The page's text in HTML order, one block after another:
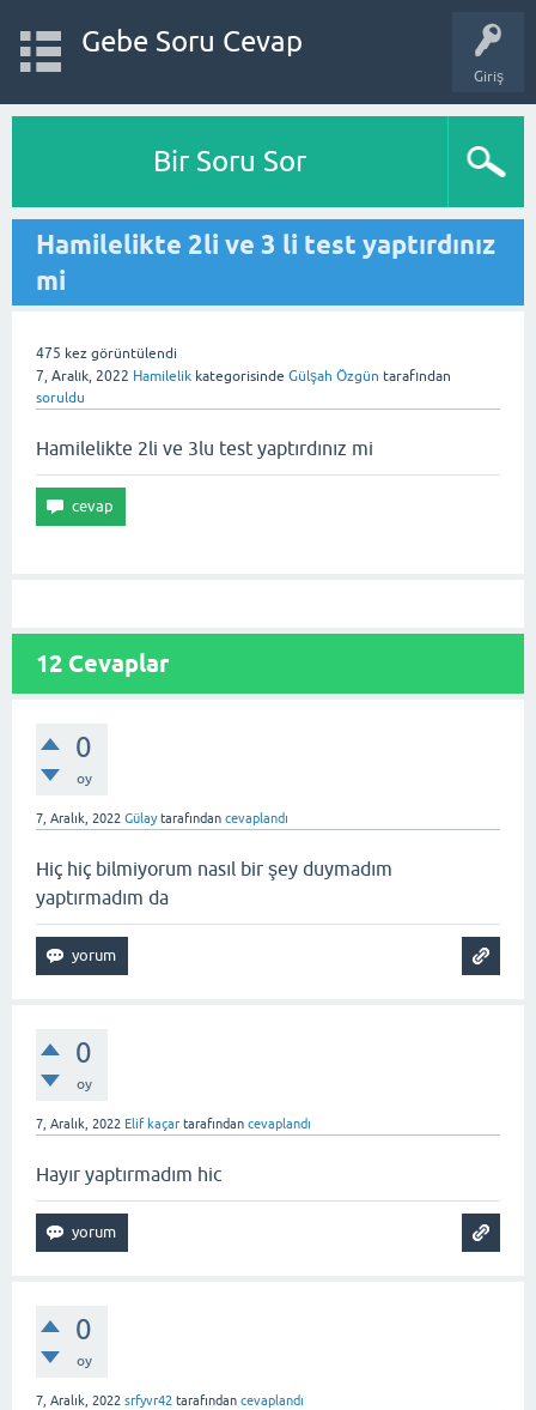
Giriş
Gebe Soru Cevap
Bir Soru Sor
Hamilelikte 2li ve 3 li test yaptırdınız
mi
475 kez görüntülendi
7, Aralık, 2022 Hamilelik kategorisinde Gülşah Özgün tarafından
soruldu
Hamilelikte 2li ve 3lu test yaptırdınız mi
12 Cevaplar
0
oy
7, Aralık, 2022 Gülay tarafından cevaplandı
Hiç hiç bilmiyorum nasıl bir şey duymadım
yaptırmadım da
0
oy
7, Aralık, 2022 Elif kaçar tarafından cevaplandı
Hayır yaptırmadım hic
0
oy
7, Aralık, 2022 srfyvr42 tarafından cevaplandı